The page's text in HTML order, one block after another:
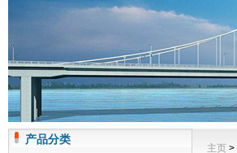
产品分类
主页 >